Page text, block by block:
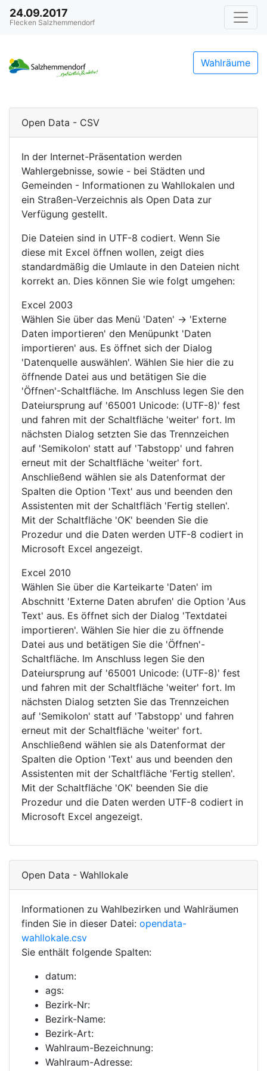
24.09.2017
Flecken Salzhemmendorf
Wahlräume
Open Data - CSV
In der Internet-Präsentation werden
Wahlergebnisse, sowie - bei Städten und
Gemeinden - Informationen zu Wahllokalen und
ein Straßen-Verzeichnis als Open Data zur
Verfügung gestellt.
Die Dateien sind in UTF-8 codiert. Wenn Sie
diese mit Excel öffnen wollen, zeigt dies
standardmäßig die Umlaute in den Dateien nicht
korrekt an. Dies können Sie wie folgt umgehen:
Excel 2003
Wählen Sie über das Menü 'Daten' -> 'Externe
Daten importieren' den Menüpunkt 'Daten
importieren' aus. Es öffnet sich der Dialog
'Datenquelle auswählen'. Wählen Sie hier die zu
öffnende Datei aus und betätigen Sie die
'Öffnen'-Schaltfläche. Im Anschluss legen Sie den
Dateiursprung auf '65001 Unicode: (UTF-8)' fest
und fahren mit der Schaltfläche 'weiter' fort. Im
nächsten Dialog setzten Sie das Trennzeichen
auf 'Semikolon' statt auf 'Tabstopp' und fahren
erneut mit der Schaltfläche 'weiter' fort.
Anschließend wählen sie als Datenformat der
Spalten die Option 'Text' aus und beenden den
Assistenten mit der Schaltfläch 'Fertig stellen'.
Mit der Schaltfläche 'OK' beenden Sie die
Prozedur und die Daten werden UTF-8 codiert in
Microsoft Excel angezeigt.
Excel 2010
Wählen Sie über die Karteikarte 'Daten' im
Abschnitt 'Externe Daten abrufen' die Option 'Aus
Text' aus. Es öffnet sich der Dialog 'Textdatei
importieren'. Wählen Sie hier die zu öffnende
Datei aus und betätigen Sie die 'Öffnen'-
Schaltfläche. Im Anschluss legen Sie den
Dateiursprung auf '65001 Unicode: (UTF-8)' fest
und fahren mit der Schaltfläche 'weiter' fort. Im
nächsten Dialog setzten Sie das Trennzeichen
auf 'Semikolon' statt auf 'Tabstopp' und fahren
erneut mit der Schaltfläche 'weiter' fort.
Anschließend wählen sie als Datenformat der
Spalten die Option 'Text' aus und beenden den
Assistenten mit der Schaltfläche 'Fertig stellen'.
Mit der Schaltfläche 'OK' beenden Sie die
Prozedur und die Daten werden UTF-8 codiert in
Microsoft Excel angezeigt.
Open Data - Wahllokale
Informationen zu Wahlbezirken und Wahlräumen
finden Sie in dieser Datei: opendata-
wahllokale.csv
Sie enthält folgende Spalten:
datum:
ags:
Bezirk-Nr:
Bezirk-Name:
Bezirk-Art:
Wahlraum-Bezeichnung:
Wahlraum-Adresse: